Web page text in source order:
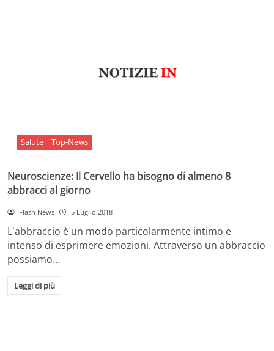
Salute Top-News
Neuroscienze: Il Cervello ha bisogno di almeno 8
abbracci al giorno
Flash News 5 Luglio 2018
L'abbraccio è un modo particolarmente intimo e
intenso di esprimere emozioni. Attraverso un abbraccio
possiamo…
Leggi di più